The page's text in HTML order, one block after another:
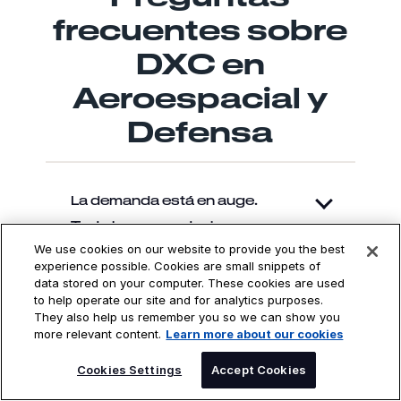
frecuentes sobre
DXC en
Aeroespacial y
Defensa
La demanda está en auge.
Todo lo que producimos se
vende. ¿Cómo pueden
ayudarnos a aumentar el
rendimiento lo antes posible?
¿Cómo puede aplicarse al
We use cookies on our website to provide you the best
experience possible. Cookies are small snippets of
data stored on your computer. These cookies are used
to help operate our site and for analytics purposes.
They also help us remember you so we can show you
more relevant content. Learn more about our cookies
Cookies Settings Accept Cookies